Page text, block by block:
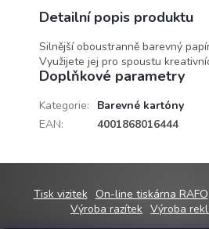
Detailní popis produktu
Silnější oboustranně barevný
Využijete jej pro spoustu
Doplňkové parametry
Kategorie:
Barevné kartóny
EAN: 4001868016444
Tisk vizitek On-line tiskárna RAFO
Výroba razítek Výroba